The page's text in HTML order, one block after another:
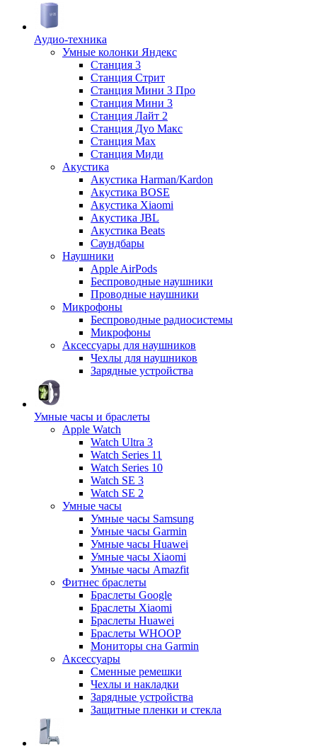
Аудио-техника
Умные колонки Яндекс
Станция 3
Станция Стрит
Станция Мини 3 Про
Станция Мини 3
Станция Лайт 2
Станция Дуо Макс
Станция Max
Станция Миди
Акустика
Акустика Harman/Kardon
Акустика BOSE
Акустика Xiaomi
Акустика JBL
Акустика Beats
Саундбары
Наушники
Apple AirPods
Беспроводные наушники
Проводные наушники
Микрофоны
Беспроводные радиосистемы
Микрофоны
Аксессуары для наушников
Чехлы для наушников
Зарядные устройства
Умные часы и браслеты
Apple Watch
Watch Ultra 3
Watch Series 11
Watch Series 10
Watch SE 3
Watch SE 2
Умные часы
Умные часы Samsung
Умные часы Garmin
Умные часы Huawei
Умные часы Xiaomi
Умные часы Amazfit
Фитнес браслеты
Браслеты Google
Браслеты Xiaomi
Браслеты Huawei
Браслеты WHOOP
Мониторы сна Garmin
Аксессуары
Сменные ремешки
Чехлы и накладки
Зарядные устройства
Защитные пленки и стекла